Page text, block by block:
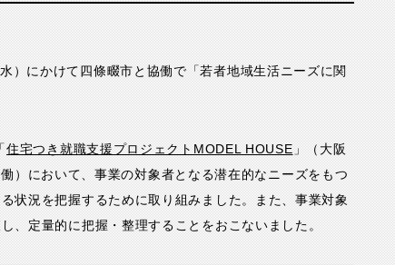
にかけて四條畷市と協働で「若者地域生活ニーズに関
住宅つき就職支援プロジェクトMODEL HOUSE 」（大阪
）において、事業の対象者となる潜在的なニーズをもつ
状況を把握するために取り組みました。また、事業対象
、定量的に把握・整理することをおこないました。